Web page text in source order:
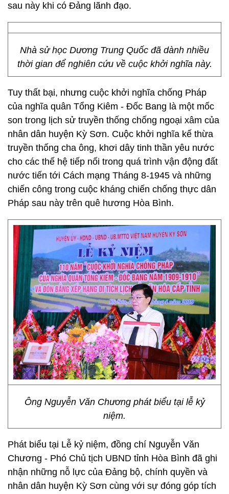
sau này khi có Đảng lãnh đạo.
Nhà sử học Dương Trung Quốc đã dành nhiều
thời gian để nghiên cứu về cuộc khởi nghĩa này.
Tuy thất bại, nhưng cuộc khởi nghĩa chống Pháp
của nghĩa quân Tổng Kiêm - Đốc Bang là một mốc
son trong lịch sử truyền thống chống ngoại xâm của
nhân dân huyện Kỳ Sơn. Cuộc khởi nghĩa kế thừa
truyền thống cha ông, khơi dây tinh thần yêu nước
cho các thế hệ tiếp nối trong quá trình vận động đất
nước tiến tới Cách mạng Tháng 8-1945 và những
chiến công trong cuộc kháng chiến chống thực dân
Pháp sau này trên quê hương Hòa Bình.
Ông Nguyễn Văn Chương phát biểu tại lễ kỷ
niệm.
Phát biểu tại Lễ kỷ niệm, đồng chí Nguyễn Văn
Chương - Phó Chủ tịch UBND tỉnh Hòa Bình đã ghi
nhận những nỗ lực của Đảng bộ, chính quyền và
nhân dân huyện Kỳ Sơn cùng với sự đóng góp tích